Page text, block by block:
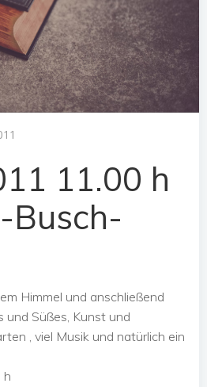
11.00 h
Busch-
Himmel und anschließend
Süßes, Kunst und
, viel Musik und natürlich ein
h